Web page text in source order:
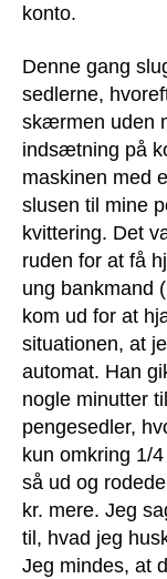
konto.
Denne gang
sedlerne,
skærmen uden
indsætning på
maskinen med
slusen til mine
kvittering. Det
ruden for at få
ung bankmand
kom ud for at
situationen, at
automat. Han
nogle minutter
pengesedler,
kun omkring 1/
så ud og
kr. mere. Jeg
til, hvad jeg
Jeg mindes, at